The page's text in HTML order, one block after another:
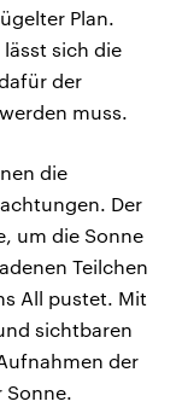
Plan.
sich die
der
muss.
die
Der
um die Sonne
Teilchen
All pustet. Mit
sichtbaren
der
Sonne.